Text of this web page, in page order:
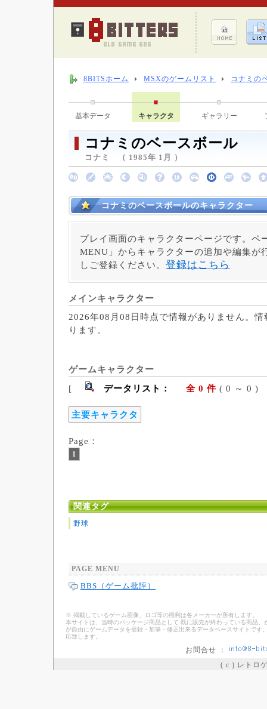
8BITSホーム MSXのゲームリスト コナミの
基本データ キャラクタ ギャラリー
コナミのベースボール
コナミ （ 1985年 1月 ）
コナミのベースボールのキャラクター
プレイ画面のキャラクターページです。ペ
MENU」からキャラクターの追加や編集が
しご登録ください。 登録はこちら
メインキャラクター
2026年08月08日時点で情報がありません。
ります。
ゲームキャラクター
[
データリスト： 全 0 件 ( 0
主要キャラクタ
Page：
1
関連タグ
野球
PAGE MENU
BBS（ゲーム批評）
※ 掲載しているゲーム画像、ロゴ等の権利は各メーカーが所有します。
本サイトは、当時のパッケージ商品として 既に販売が終わっている商品
が自由にゲームデータを登録・加筆・修正出来るデータベースサイトで
応致します。
お問合せ ：
( c ) レトロ